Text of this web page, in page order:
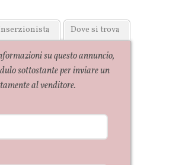
Dove si trova
su questo annuncio,
sottostante per inviare un
al venditore.